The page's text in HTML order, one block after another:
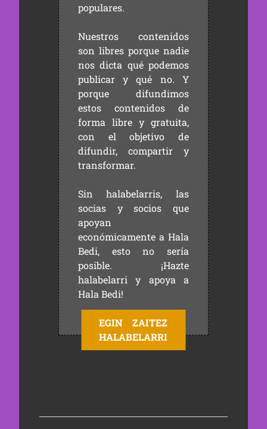
populares.
Nuestros contenidos
son libres porque nadie
nos dicta qué podemos
publicar y qué no. Y
porque difundimos
estos contenidos de
forma libre y gratuita,
con el objetivo de
difundir, compartir y
transformar.
Sin halabelarris, las
socias y socios que
apoyan
económicamente a Hala
Bedi, esto no sería
posible. ¡Hazte
halabelarri y apoya a
Hala Bedi!
EGIN ZAITEZ
HALABELARRI